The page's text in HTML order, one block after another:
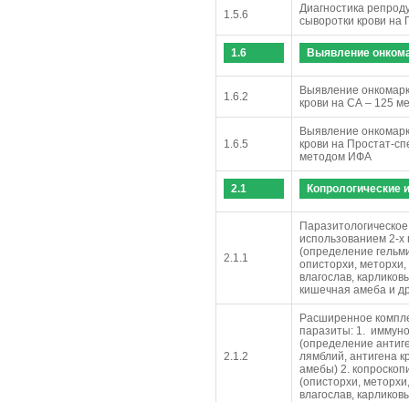
1.5.6
Диагностика
сыворотки крови
1.6 Выявление
1.6.2
Выявление
крови на СА – 125
1.6.5
Выявление
крови на Простат-
методом ИФА
2.1 Копрологические
2.1.1
использованием 2-х
(определение
описторхи,
влагослав,
кишечная амеба и
2.1.2
Расширенное
паразиты: 1.
(определение
лямблий, антигена
амебы) 2.
(описторхи,
влагослав,